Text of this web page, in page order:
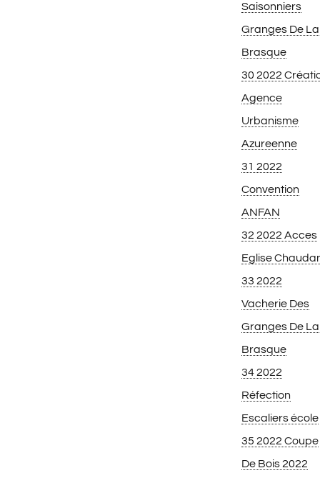
Saisonniers
Granges De La
Brasque
30 2022
Agence
Urbanisme
Azureenne
31 2022
Convention
ANFAN
32 2022 Acces
Eglise
33 2022
Vacherie Des
Granges De La
Brasque
34 2022
Réfection
Escaliers école
35 2022 Coupe
De Bois 2022